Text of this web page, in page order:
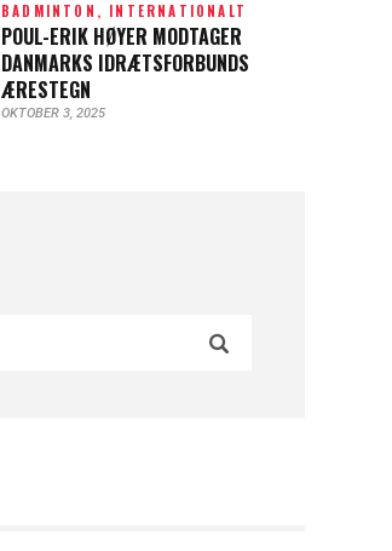
BADMINTON, INTERNATIONALT
POUL-ERIK HØYER MODTAGER
DANMARKS IDRÆTSFORBUNDS
ÆRESTEGN
OKTOBER 3, 2025